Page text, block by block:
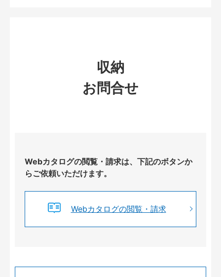
収納
お問合せ
Webカタログの閲覧・請求は、下記のボタンか
らご依頼いただけます。
Webカタログの閲覧・請求